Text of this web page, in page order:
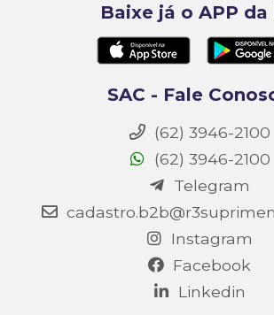
Baixe já o APP da
SAC - Fale
(62) 3946-2100
(62) 3946-2100
Telegram
Instagram
Facebook
Linkedin